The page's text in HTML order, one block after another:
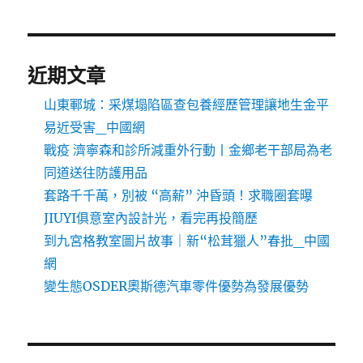
近期文章
山東鄆城：采煤塌陷區查包養經歷管理讓地生金平
易近受害_中國網
戰疫 濟寧森和診所減重外行動丨金鄉老干部局為老
同道送往防護用品
套路千千萬，別被 “高薪” 沖昏頭！求職圈套曝
JIUYI俱意室內設計光，看完再投簡歷
到九宮格教室圖片故事｜新“松茸獵人”春批_中國
網
變生態OSDER奧斯德汽車零件優勢為發展優勢